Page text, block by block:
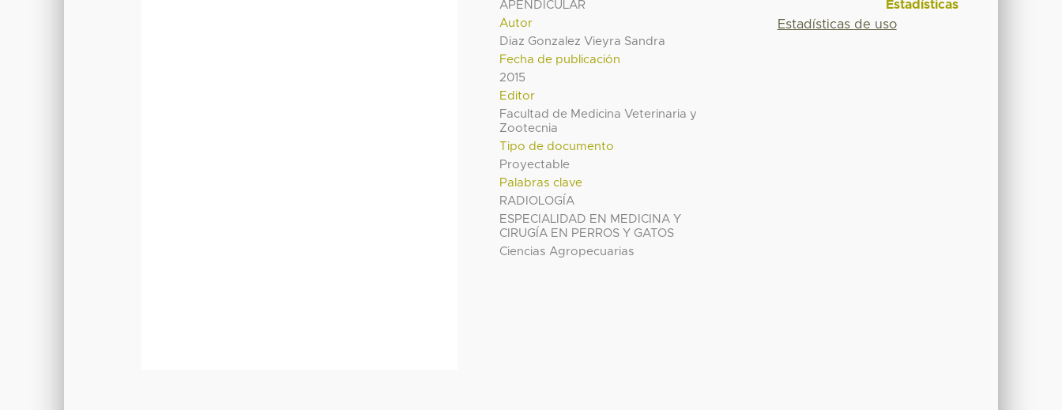
APENDICULAR
Autor
Diaz Gonzalez Vieyra Sandra
Fecha de publicación
2015
Editor
Facultad de Medicina Veterinaria y
Zootecnia
Tipo de documento
Proyectable
Palabras clave
RADIOLOGÍA
ESPECIALIDAD EN MEDICINA Y
CIRUGÍA EN PERROS Y GATOS
Ciencias Agropecuarias
Estadísticas
Estadísticas de uso